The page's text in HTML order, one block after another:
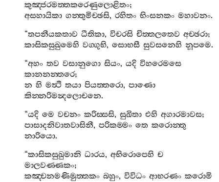
කුඤ‍්ජරමත‍්තකරෙණුලොළිතං;
අසහායිකා ගන‍්තුමිච‍්ඡසි,රහිතං භිංසනකං මහාවනං.
“තපනීයකතාව ධීතිකා,විචරසි චිත‍්තලතෙව අච‍්ඡරා;
කාසිකසුඛුමෙහි වග‍්ගුභි,සොභසී සුවසනෙහි නූපමෙ.
“අහං තව වසානුගො සියං,යදි විහරෙමසෙ
කානනන‍්තරෙ;
න හි මත්‍ථි තයා පියත‍්තරො,පාණො
කින‍්නරිමන්‍දලොචනෙ.
“යදි මෙ වචනං කරිස‍්සසි,සුඛිතා එහි අගාරමාවස;
පාසාදනිවාතවාසිනී,පරිකම‍්මං තෙ කරොන‍්තු
නාරියො.
“කාසිකසුඛුමානි ධාරය,අභිරොපෙහි ච
මාලවණ‍්ණකං;
කඤ‍්චනමණිමුත‍්තකං බහුං,විවිධං ආභරණං කරොමි